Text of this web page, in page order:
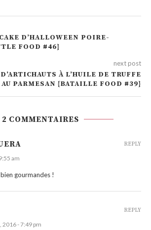
D’HALLOWEEN POIRE-
FOOD #46}
next post
À L’HUILE DE TRUFFE
AU PARMESAN {BATAILLE FOOD #39}
2 COMMENTAIRES
am
gourmandes !
REPLY
2016 - 7:49 pm
REPLY